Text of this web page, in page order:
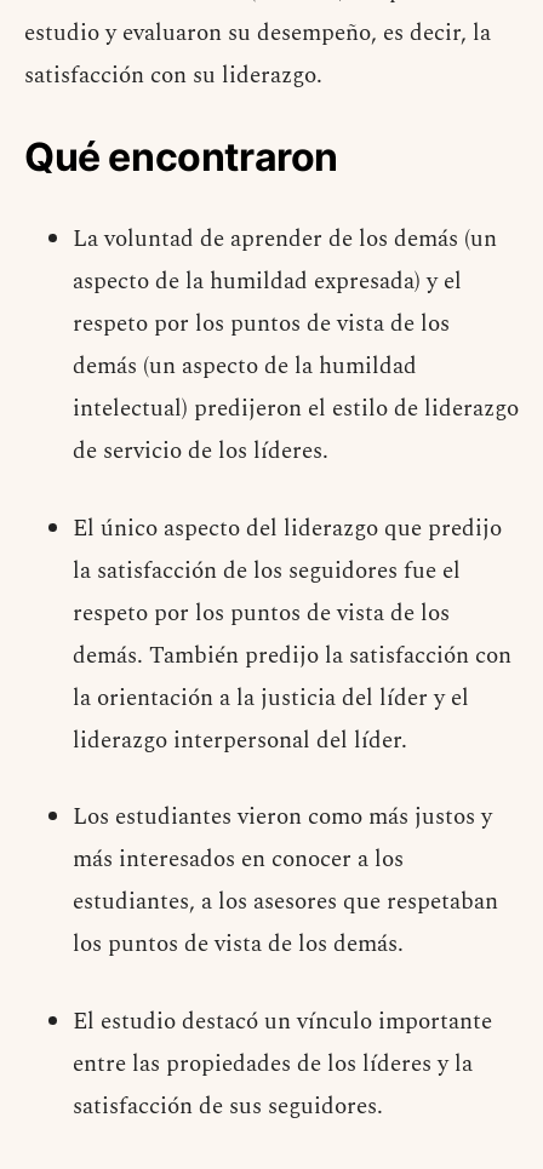
estudio y evaluaron su desempeño, es decir, la
satisfacción con su liderazgo.
Qué encontraron
La voluntad de aprender de los demás (un
aspecto de la humildad expresada) y el
respeto por los puntos de vista de los
demás (un aspecto de la humildad
intelectual) predijeron el estilo de liderazgo
de servicio de los líderes.
El único aspecto del liderazgo que predijo
la satisfacción de los seguidores fue el
respeto por los puntos de vista de los
demás. También predijo la satisfacción con
la orientación a la justicia del líder y el
liderazgo interpersonal del líder.
Los estudiantes vieron como más justos y
más interesados ​​en conocer a los
estudiantes, a los asesores que respetaban
los puntos de vista de los demás.
El estudio destacó un vínculo importante
entre las propiedades de los líderes y la
satisfacción de sus seguidores.